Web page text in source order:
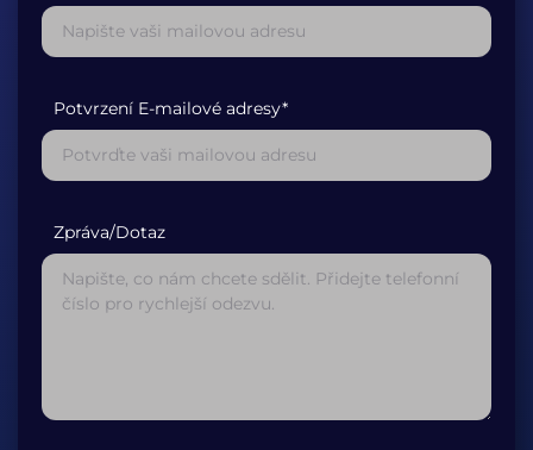
Potvrzení E-mailové adresy*
Zpráva/Dotaz